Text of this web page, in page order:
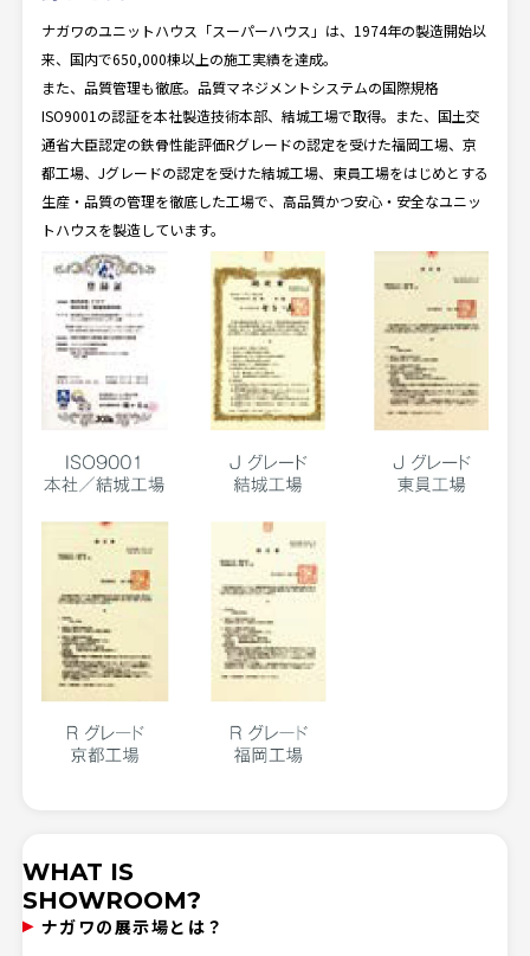
ナガワのユニットハウス「スーパーハウス」は、1974年の製造開始以
来、国内で650,000棟以上の施工実績を達成。
また、品質管理も徹底。品質マネジメントシステムの国際規格
ISO9001の認証を本社製造技術本部、結城工場で取得。また、国土交
通省大臣認定の鉄骨性能評価Rグレードの認定を受けた福岡工場、京
都工場、Jグレードの認定を受けた結城工場、東員工場をはじめとする
生産・品質の管理を徹底した工場で、高品質かつ安心・安全なユニッ
トハウスを製造しています。
WHAT IS
SHOWROOM?
ナガワの展示場とは？